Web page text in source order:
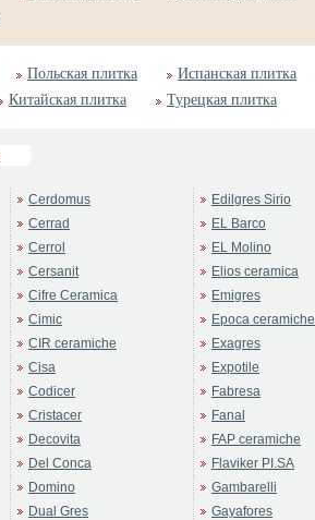
Польская плитка Испанская плитка
Китайская плитка Турецкая плитка
Cerdomus
Cerrad
Cerrol
Cersanit
Cifre Ceramica
Cimic
CIR ceramiche
Cisa
Codicer
Cristacer
Decovita
Del Conca
Domino
Dual Gres
Edilgres Sirio
EL Barco
EL Molino
Elios ceramica
Emigres
Epoca ceramiche
Exagres
Expotile
Fabresa
Fanal
FAP ceramiche
Flaviker PI.SA
Gambarelli
Gayafores